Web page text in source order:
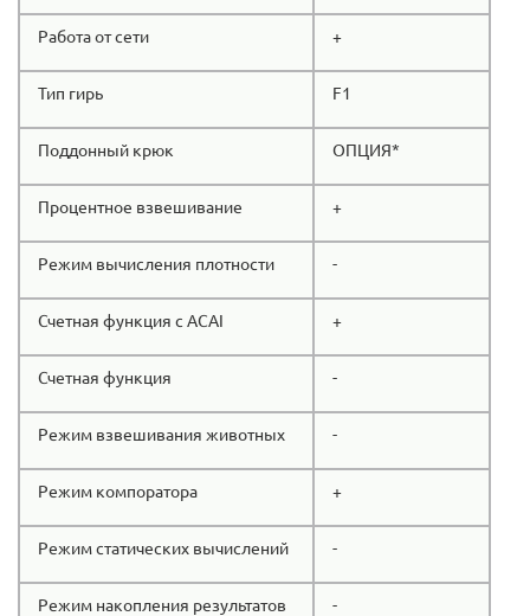
Работа от сети +
Тип гирь F1
Поддонный крюк ОПЦИЯ*
Процентное взвешивание +
Режим вычисления плотности -
Счетная функция с ACAI +
Счетная функция -
Режим взвешивания животных -
Режим компоратора +
Режим статических вычислений -
Режим накопления результатов -